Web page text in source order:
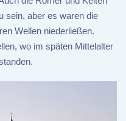
sein, aber es waren die
Wellen niederließen.
wo im späten Mittelalter